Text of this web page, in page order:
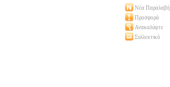
Νέα Παραλαβή
Προσφορά
Ανακαλύψτε
Συλλεκτικό